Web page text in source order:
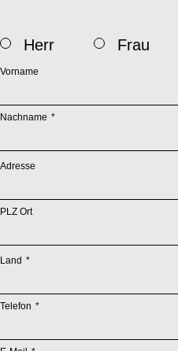
Herr Frau
Vorname
Pflichtfeld
Nachname *
Adresse
PLZ Ort
Pflichtfeld
Land *
Pflichtfeld
Telefon *